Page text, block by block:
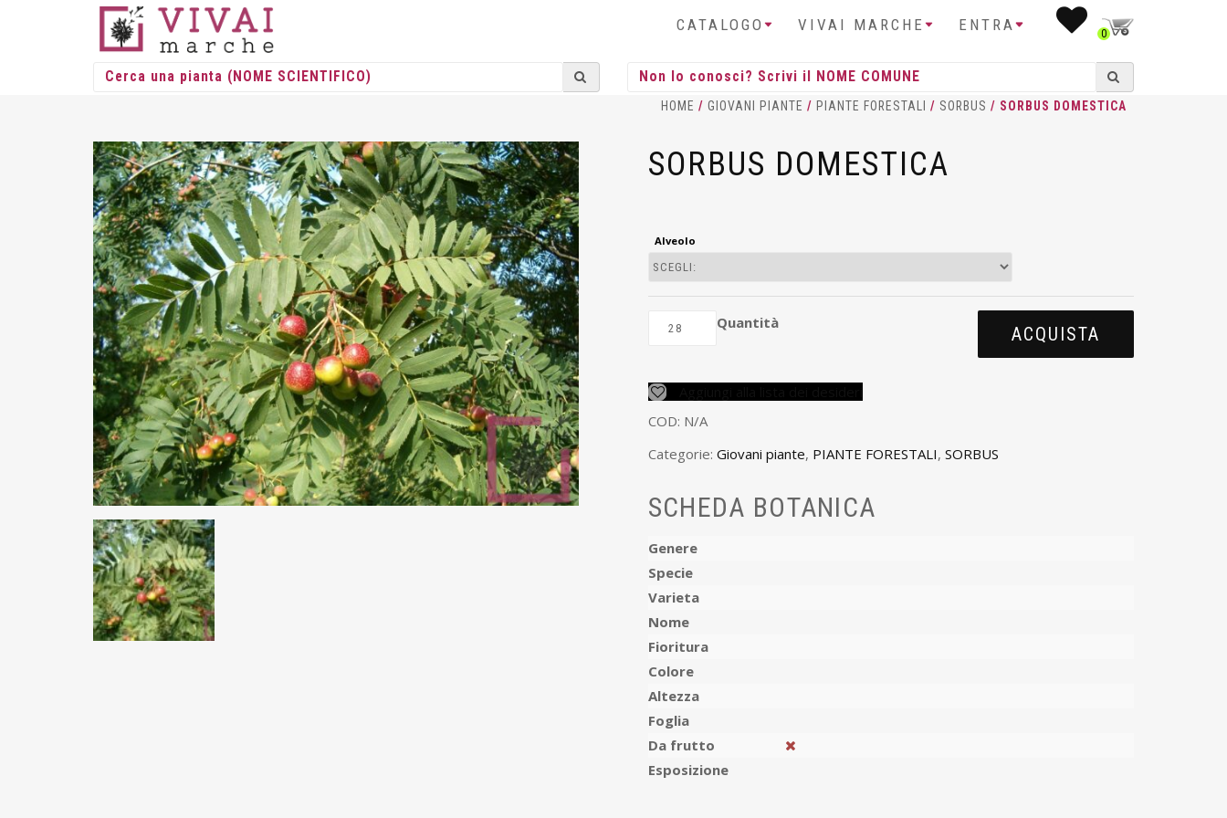
CATALOGO VIVAI MARCHE ENTRA 0
HOME / GIOVANI PIANTE / PIANTE FORESTALI / SORBUS / SORBUS DOMESTICA
SORBUS DOMESTICA
Alveolo
Quantità
ACQUISTA
COD: N/A
Categorie: Giovani piante, PIANTE FORESTALI, SORBUS
SCHEDA BOTANICA
Genere
Specie
Varieta
Nome
Fioritura
Colore
Altezza
Foglia
Da frutto
Esposizione